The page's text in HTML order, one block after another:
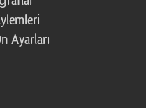
Ayarları